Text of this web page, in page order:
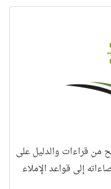
من قراءات والدليل على
إلى قواعد الإملاء